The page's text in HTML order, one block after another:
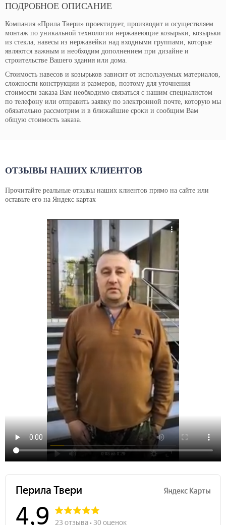
ПОДРОБНОЕ ОПИСАНИЕ
Компания «Прила Твери» проектирует, производит и осуществляем
монтаж по уникальной технологии нержавеющие козырьки, козырьки
из стекла, навесы из нержавейки над входными группами, которые
являются важным и необходим дополнением при дизайне и
строительстве Вашего здания или дома.
Стоимость навесов и козырьков зависит от используемых материалов,
сложности конструкции и размеров, поэтому для уточнения
стоимости заказа Вам необходимо связаться с нашим специалистом
по телефону или отправить заявку по электронной почте, которую мы
обязательно рассмотрим и в ближайшие сроки и сообщим Вам
общую стоимость заказа.
ОТЗЫВЫ НАШИХ КЛИЕНТОВ
Прочитайте реальные отзывы наших клиентов прямо на сайте или
оставьте его на Яндекс картах